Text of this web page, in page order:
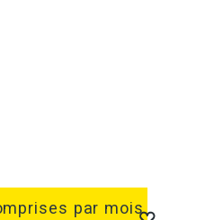
par mois